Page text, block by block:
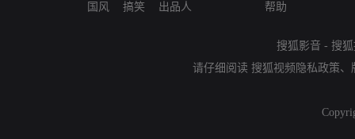
国风
搞笑
出品人
帮助
搜狐影音 - 搜
请仔细阅读 搜狐视频隐私政策、